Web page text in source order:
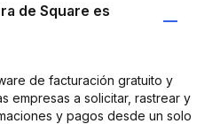
de Square es
de facturación gratuito y
empresas a solicitar, rastrear y
y pagos desde un solo